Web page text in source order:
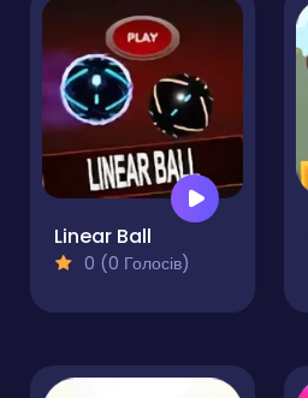
Linear Ball
0 (0 Голосів)